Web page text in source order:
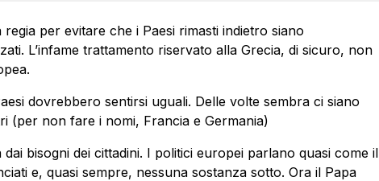
per evitare che i Paesi rimasti indietro siano
L’infame trattamento riservato alla Grecia, di sicuro, non
dovrebbero sentirsi uguali. Delle volte sembra ci siano
(per non fare i nomi, Francia e Germania)
dai bisogni dei cittadini. I politici europei parlano quasi come il
e, quasi sempre, nessuna sostanza sotto. Ora il Papa